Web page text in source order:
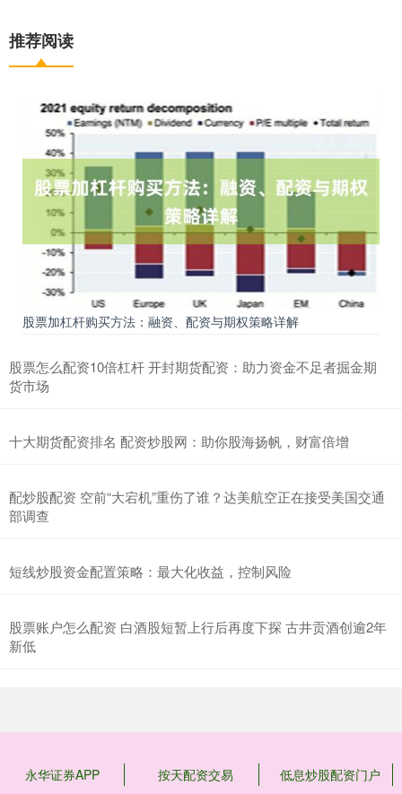
推荐阅读
股票加杠杆购买方法：融资、配资与期权策略详解
股票怎么配资10倍杠杆 开封期货配资：助力资金不足者掘金期
货市场
十大期货配资排名 配资炒股网：助你股海扬帆，财富倍增
配炒股配资 空前“大宕机”重伤了谁？达美航空正在接受美国交通
部调查
短线炒股资金配置策略：最大化收益，控制风险
股票账户怎么配资 白酒股短暂上行后再度下探 古井贡酒创逾2年
新低
永华证券APP 按天配资交易 低息炒股配资门户